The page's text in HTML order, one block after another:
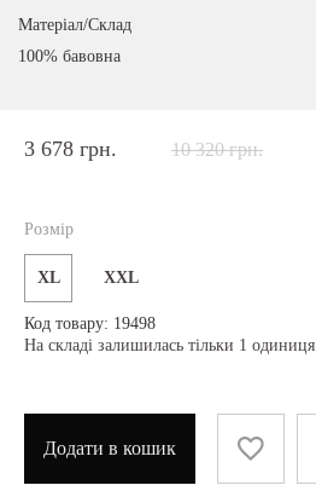
Матеріал/Склад
100% бавовна
3 678 грн. 10 320 грн.
Розмір
XL XXL
Код товару: 19498
На складі залишилась тільки 1 одиниця
Додати в кошик